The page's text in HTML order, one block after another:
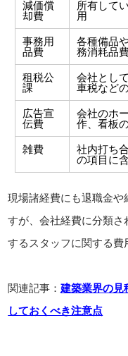
減価償
却費
所有して
用
事務用
品費
各種備品
務消耗品
租税公
課
会社とし
車税など
広告宣
伝費
会社のホ
作、看板
雑費
社内打ち
の項目に
現場諸経費にも退職金や
すが、会社経費に分類
するスタッフに関する費
関連記事：建築業界の見
しておくべき注意点